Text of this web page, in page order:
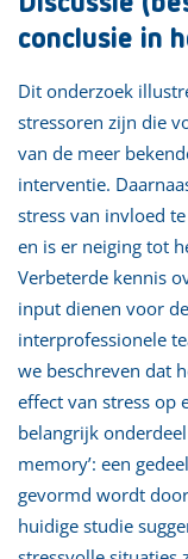
conclusie in
Dit onderzoek
stressoren zijn die
van de meer
interventie.
stress van invloed
en is er neiging tot
Verbeterde kennis
input dienen voor
interprofessionele
we beschreven dat
effect van stress op
belangrijk
memory’: een
gevormd wordt
huidige studie